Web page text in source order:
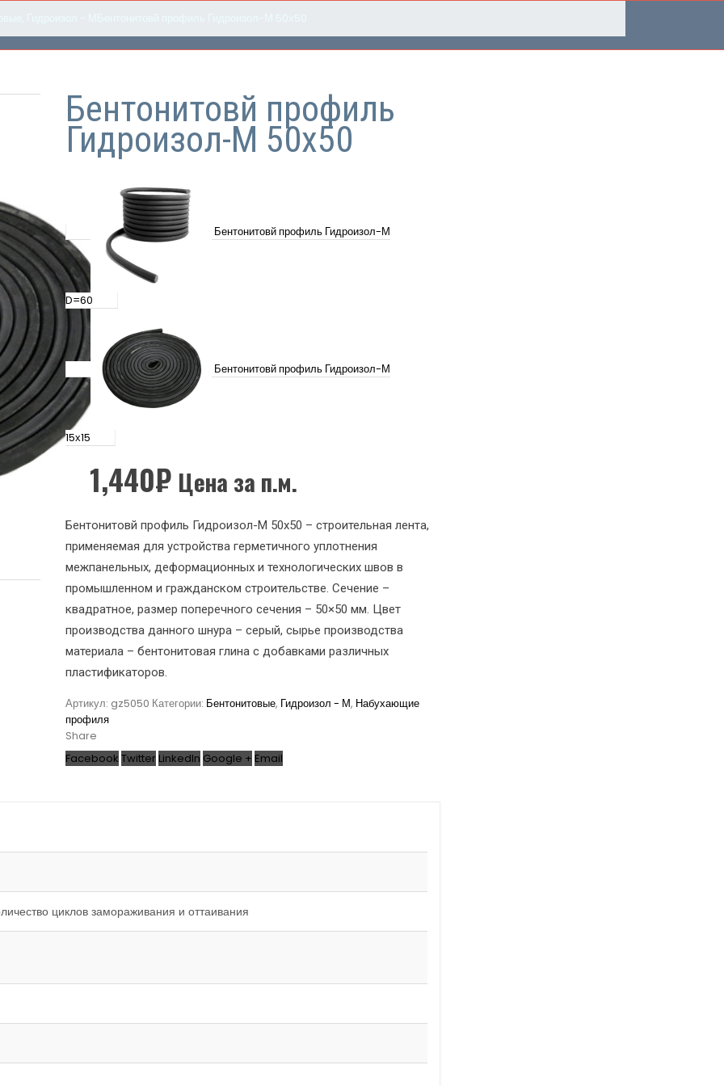
Бентонитовй профиль
Гидроизол-М 50х50
Бентонитовй профиль Гидроизол-М
D=60
Бентонитовй профиль Гидроизол-М
15х15
1,440₽ Цена за п.м.
Бентонитовй профиль Гидроизол-М 50х50 – строительная лента,
применяемая для устройства герметичного уплотнения
межпанельных, деформационных и технологических швов в
промышленном и гражданском строительстве. Сечение –
квадратное, размер поперечного сечения – 50×50 мм. Цвет
производства данного шнура – серый, сырье производства
материала – бентонитовая глина с добавками различных
пластификаторов.
Артикул: gz5050 Категории: Бентонитовые, Гидроизол - М, Набухающие
профиля
Share
Facebook Twitter LinkedIn Google + Email
циклов замораживания и оттаивания